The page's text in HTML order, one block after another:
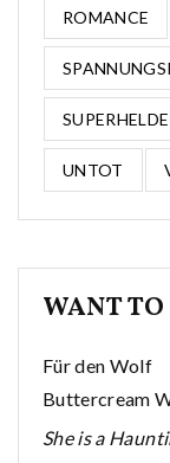
ROMANCE
UNTOT
WANT
Für den Wolf
Buttercream
She is a